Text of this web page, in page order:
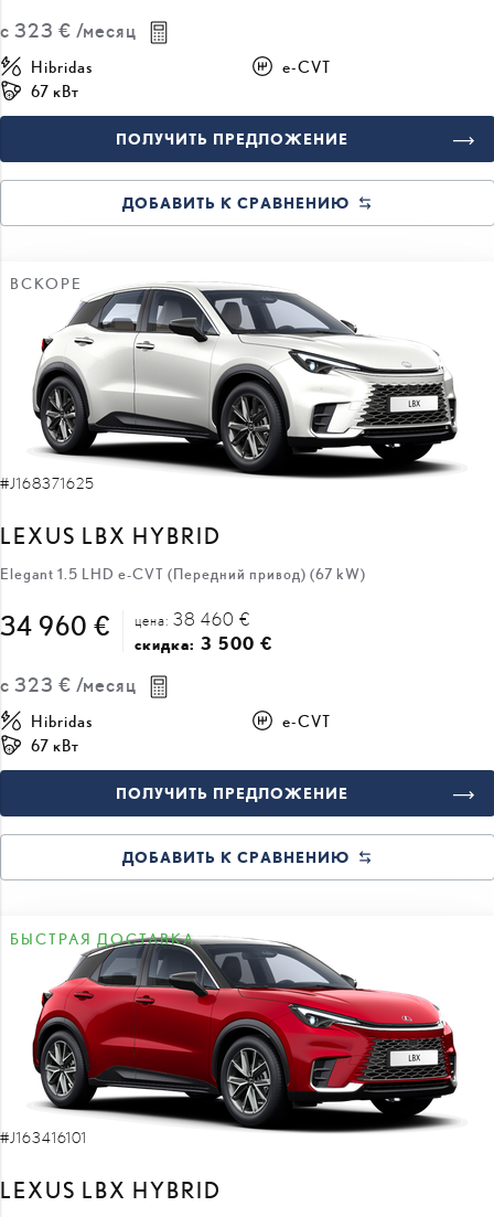
с 323 € /месяц
Hibridas
e-CVT
67 кВт
ПОЛУЧИТЬ ПРЕДЛОЖЕНИЕ
ДОБАВИТЬ К СРАВНЕНИЮ
ВСКОРЕ
#J168371625
LEXUS LBX HYBRID
Elegant 1.5 LHD e-CVT (Передний привод) (67 kW)
34 960 € цена: 38 460 €
скидка: 3 500 €
с 323 € /месяц
Hibridas
e-CVT
67 кВт
ПОЛУЧИТЬ ПРЕДЛОЖЕНИЕ
ДОБАВИТЬ К СРАВНЕНИЮ
БЫСТРАЯ ДОСТАВКА
#J163416101
LEXUS LBX HYBRID